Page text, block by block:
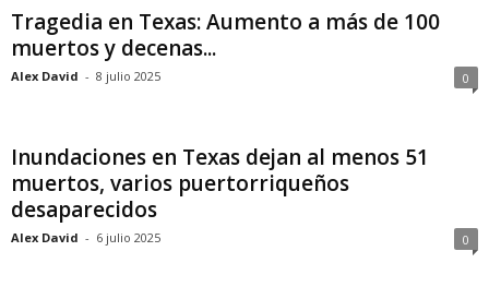
Tragedia en Texas: Aumento a más de 100
muertos y decenas...
Alex David - 8 julio 2025 0
Inundaciones en Texas dejan al menos 51
muertos, varios puertorriqueños
desaparecidos
Alex David - 6 julio 2025 0